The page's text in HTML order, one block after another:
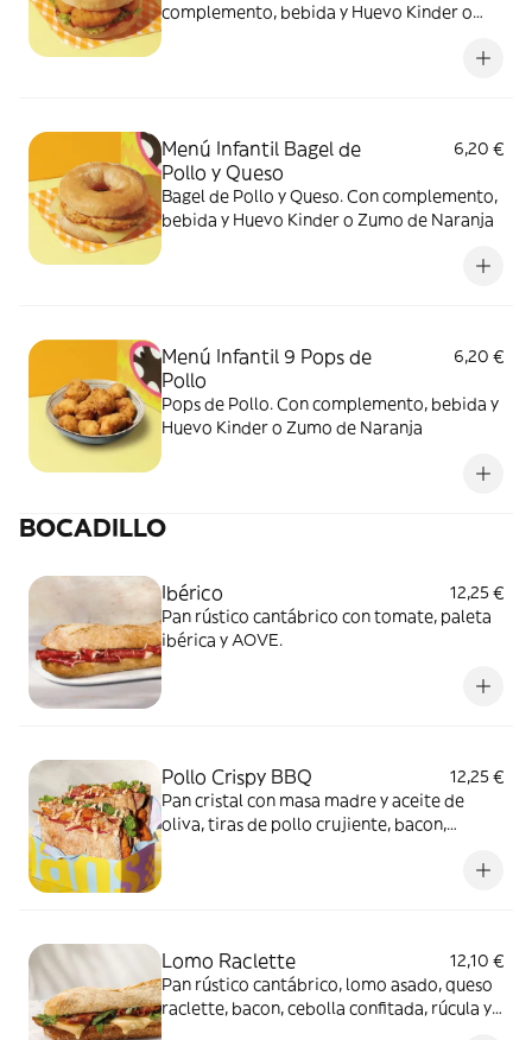
complemento, bebida y Huevo Kinder o
Menú Infantil Bagel de
Pollo y Queso
6,20 €
Bagel de Pollo y Queso. Con complemento,
bebida y Huevo Kinder o Zumo de Naranja
Menú Infantil 9 Pops de
Pollo
6,20 €
Pops de Pollo. Con complemento, bebida y
Huevo Kinder o Zumo de Naranja
BOCADILLO
Ibérico
12,25 €
Pan rústico cantábrico con tomate, paleta
ibérica y AOVE.
Pollo Crispy BBQ
12,25 €
Pan cristal con masa madre y aceite de
oliva, tiras de pollo crujiente, bacon,
Lomo Raclette
12,10 €
Pan rústico cantábrico, lomo asado, queso
raclette, bacon, cebolla confitada, rúcula y